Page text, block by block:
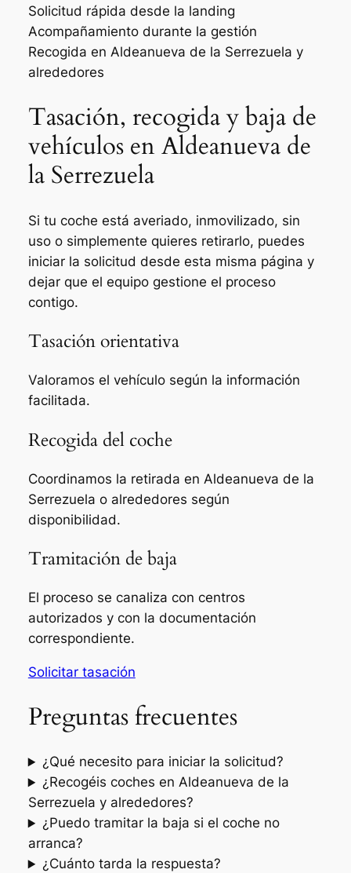
Solicitud rápida desde la landing
Acompañamiento durante la gestión
Recogida en Aldeanueva de la Serrezuela y
alrededores
Tasación, recogida y baja de
vehículos en Aldeanueva de
la Serrezuela
Si tu coche está averiado, inmovilizado, sin
uso o simplemente quieres retirarlo, puedes
iniciar la solicitud desde esta misma página y
dejar que el equipo gestione el proceso
contigo.
Tasación orientativa
Valoramos el vehículo según la información
facilitada.
Recogida del coche
Coordinamos la retirada en Aldeanueva de la
Serrezuela o alrededores según
disponibilidad.
Tramitación de baja
El proceso se canaliza con centros
autorizados y con la documentación
correspondiente.
Solicitar tasación
Preguntas frecuentes
¿Qué necesito para iniciar la solicitud?
¿Recogéis coches en Aldeanueva de la
Serrezuela y alrededores?
¿Puedo tramitar la baja si el coche no
arranca?
¿Cuánto tarda la respuesta?